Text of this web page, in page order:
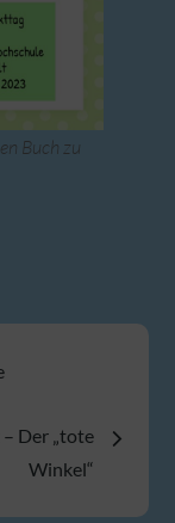
Buch zu
Der „tote
Winkel“